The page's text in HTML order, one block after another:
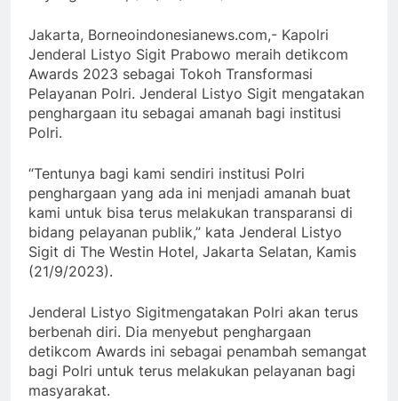
Jakarta, Borneoindonesianews.com,- Kapolri
Jenderal Listyo Sigit Prabowo meraih detikcom
Awards 2023 sebagai Tokoh Transformasi
Pelayanan Polri. Jenderal Listyo Sigit mengatakan
penghargaan itu sebagai amanah bagi institusi
Polri.
“Tentunya bagi kami sendiri institusi Polri
penghargaan yang ada ini menjadi amanah buat
kami untuk bisa terus melakukan transparansi di
bidang pelayanan publik,” kata Jenderal Listyo
Sigit di The Westin Hotel, Jakarta Selatan, Kamis
(21/9/2023).
Jenderal Listyo Sigitmengatakan Polri akan terus
berbenah diri. Dia menyebut penghargaan
detikcom Awards ini sebagai penambah semangat
bagi Polri untuk terus melakukan pelayanan bagi
masyarakat.